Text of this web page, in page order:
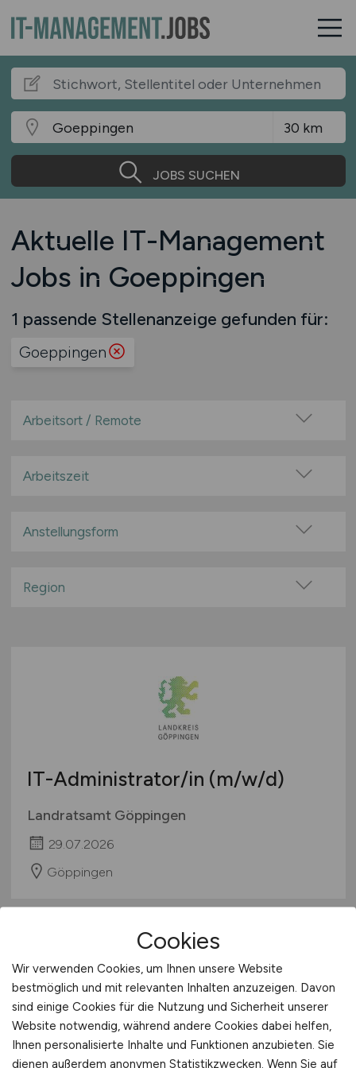
JOBS SUCHEN
Aktuelle IT-Management
Jobs in Goeppingen
1 passende Stellenanzeige gefunden für:
Goeppingen
Arbeitsort / Remote
Home-Office möglich / Hybrid
Remote aus dem Ausland möglich
Arbeitszeit
Teilzeit
Anstellungsform
befristete Anstellung
Arbeitnehmerüberlassung
geringfügige Beschäftigung / Minijob
Berufseinstieg / Trainee
Studentenjobs / Werkstudenten
Praktikum
Region
Mecklenburg-Vorpommern
Nordrhein-Westfalen
Rheinland-Pfalz
Saarland
Schleswig-Holstein
Thüringen
Deutschlandweit
Österreich
Schweiz
Europa
IT-Administrator/in (m/w/d)
Landratsamt Göppingen
29.07.2026
Göppingen
1
Cookies
Wir verwenden Cookies, um Ihnen unsere Website
bestmöglich und mit relevanten Inhalten anzuzeigen. Davon
sind einige Cookies für die Nutzung und Sicherheit unserer
Website notwendig, während andere Cookies dabei helfen,
Ihnen personalisierte Inhalte und Funktionen anzubieten. Sie
dienen außerdem anonymen Statistikzwecken. Wenn Sie auf